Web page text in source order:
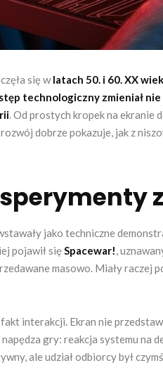
się wlatach 50. i 60. XX
technologiczny zmieniał
. Od prostych kropek na ekranie
dobrze pokazuje, jak z
jako techniczne
pojawił sięSpacewar!,
masowo. Miały
interakcji. Ekran nie
napędza gry: reakcja systemu na
ale udział odbiorcy był